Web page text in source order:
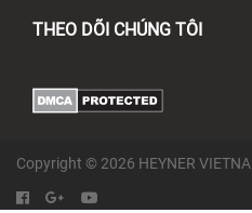
THEO DÕI CHÚNG TÔI
Copyright © 2026 HEYNER